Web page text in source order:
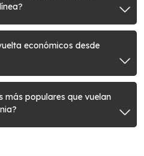
económicos desde
más populares que vuelan